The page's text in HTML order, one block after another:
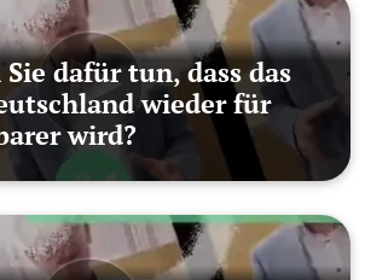
dafür tun, dass das
wieder für
wird?